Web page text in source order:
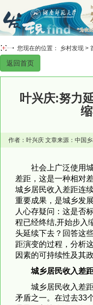
您现在的位置： 乡村发现 >
势头
返回首页
叶兴庆:努力
作者：叶兴庆 文章来源：中国
社会上广泛使用
差距，这是一种相对
城乡居民收入差距连
重要成果，是城乡发
人心存疑问：这是否
程已经终结,开始步入
头延续下去？回答这
距演变的过程，分析
因素的可持续性及其
城乡居民收入差
城乡居民收入差
矛盾之一。在过去33